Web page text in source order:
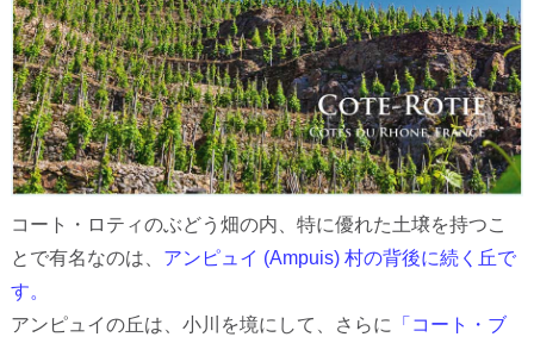
コート・ロティのぶどう畑の内、特に優れた土壌を持つこ
とで有名なのは、 アンピュイ (Ampuis) 村の背後に続く丘で
す。
アンピュイの丘は、小川を境にして、さらに 「コート・ブ